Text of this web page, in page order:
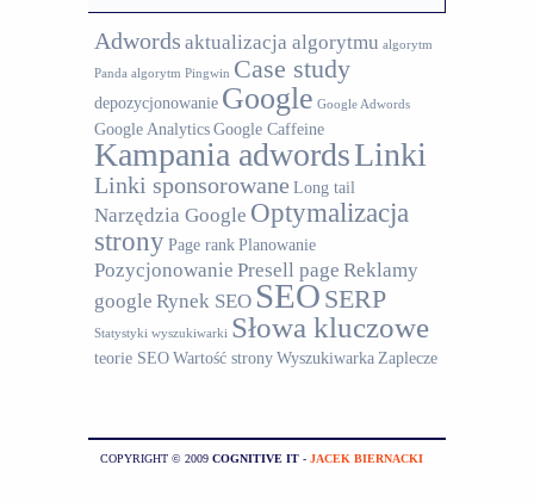
Adwords aktualizacja algorytmu algorytm
Panda algorytm Pingwin Case study
depozycjonowanie Google Google Adwords
Google AnalyticsGoogle Caffeine
Kampania adwordsLinki
Linki sponsorowane Long tail
Narzędzia Google Optymalizacja
stronyPage rankPlanowanie
Pozycjonowanie Presell page Reklamy
google Rynek SEO SEO SERP
Statystyki wyszukiwarki Słowa kluczowe
teorie SEOWartość stronyWyszukiwarka Zaplecze
COPYRIGHT © 2009 COGNITIVE IT - JACEK BIERNACKI